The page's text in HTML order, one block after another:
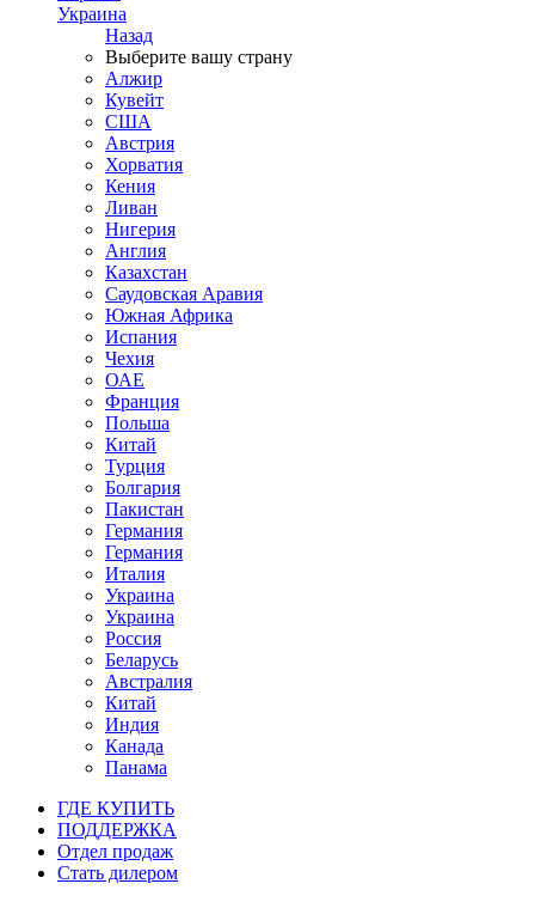
Украина
Назад
Выберите вашу страну
Алжир
Кувейт
США
Австрия
Хорватия
Кения
Ливан
Нигерия
Англия
Казахстан
Саудовская Аравия
Южная Африка
Испания
Чехия
ОАЕ
Франция
Польша
Китай
Турция
Болгария
Пакистан
Германия
Германия
Италия
Украина
Украина
Россия
Беларусь
Австралия
Китай
Индия
Канада
Панама
ГДЕ КУПИТЬ
ПОДДЕРЖКА
Отдел продаж
Стать дилером